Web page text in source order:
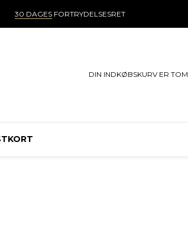
30 DAGESFORTRYDELSESRET
DIN INDKØBSKURV ER TOM